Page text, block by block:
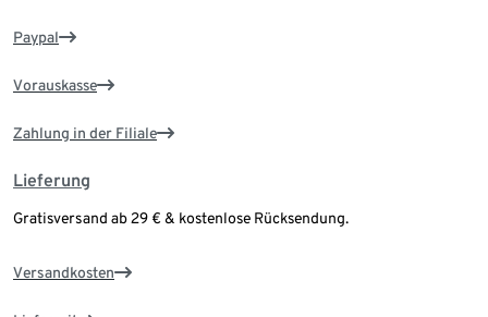
Paypal
Vorauskasse
Zahlung in der Filiale
Lieferung
Gratisversand ab 29 € & kostenlose Rücksendung.
Versandkosten